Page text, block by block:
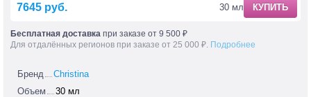
7645 руб. 30 мл КУПИТЬ
Бесплатная доставка при заказе от 9 500 ₽
Для отдалённых регионов при заказе от 25 000 ₽. Подробнее
Бренд
Christina
Объем
30 мл